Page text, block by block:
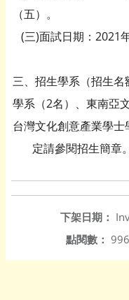
（五）。
(三)面試日期：2021
三、招生學系（招生
學系（2名）、東南亞
台灣文化創意產業學
定請參閱招生簡章。
下架日期：
點閱數： 996